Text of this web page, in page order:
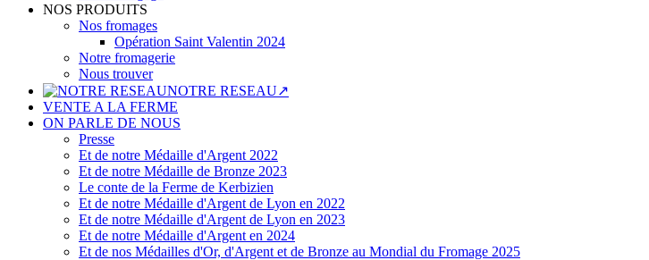
NOS PRODUITS
Nos fromages
Opération Saint Valentin 2024
Notre fromagerie
Nous trouver
NOTRE RESEAU↗
VENTE A LA FERME
ON PARLE DE NOUS
Presse
Et de notre Médaille d'Argent 2022
Et de notre Médaille de Bronze 2023
Le conte de la Ferme de Kerbizien
Et de notre Médaille d'Argent de Lyon en 2022
Et de notre Médaille d'Argent de Lyon en 2023
Et de notre Médaille d'Argent en 2024
Et de nos Médailles d'Or, d'Argent et de Bronze au Mondial du Fromage 2025